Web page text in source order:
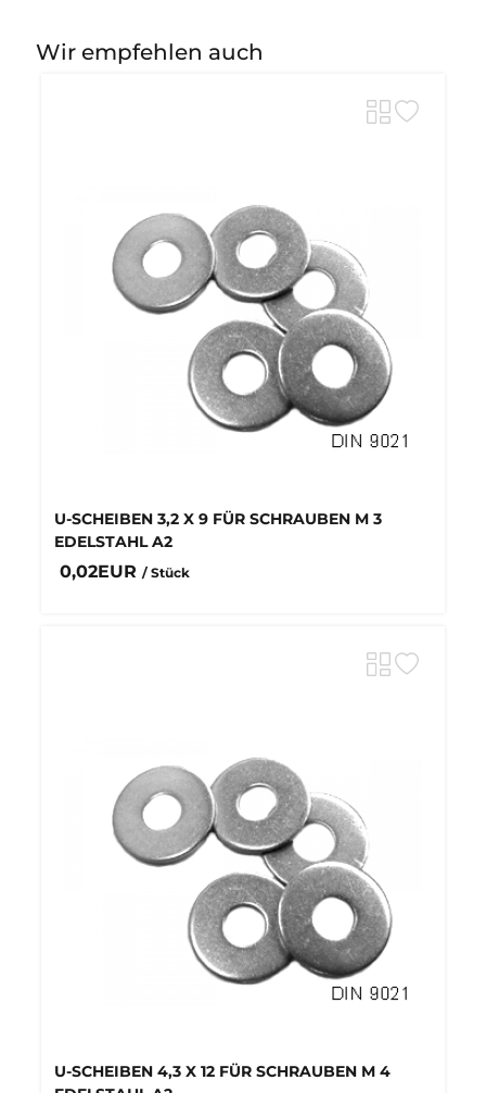
Wir empfehlen auch
U-SCHEIBEN 3,2 X 9 FÜR SCHRAUBEN M 3
EDELSTAHL A2
0,02EUR / Stück
U-SCHEIBEN 4,3 X 12 FÜR SCHRAUBEN M 4